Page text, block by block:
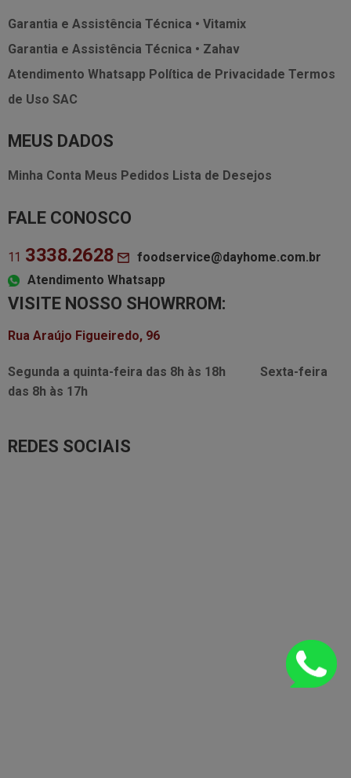
Garantia e Assistência Técnica • Vitamix
Garantia e Assistência Técnica • Zahav
Atendimento Whatsapp Política de Privacidade Termos
de Uso SAC
MEUS DADOS
Minha Conta Meus Pedidos Lista de Desejos
FALE CONOSCO
11 3338.2628
foodservice@dayhome.com.br
Atendimento Whatsapp
VISITE NOSSO SHOWRROM:
Rua Araújo Figueiredo, 96
Segunda a quinta-feira das 8h às 18h
Sexta-feira
das 8h às 17h
REDES SOCIAIS